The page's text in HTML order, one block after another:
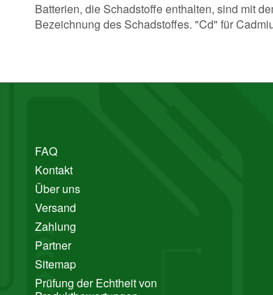
Batterien, die Schadstoffe enthalten, sind mit
Bezeichnung des Schadstoffes. "Cd" für
FAQ
Kontakt
Über uns
Versand
Zahlung
Partner
Sitemap
Prüfung der Echtheit von